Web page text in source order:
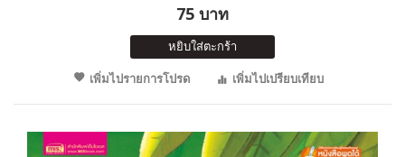
75 บาท
หยิบใส่ตะกร้า
เพิ่มไปรายการโปรด
เพิ่มไปเปรียบเทียบ